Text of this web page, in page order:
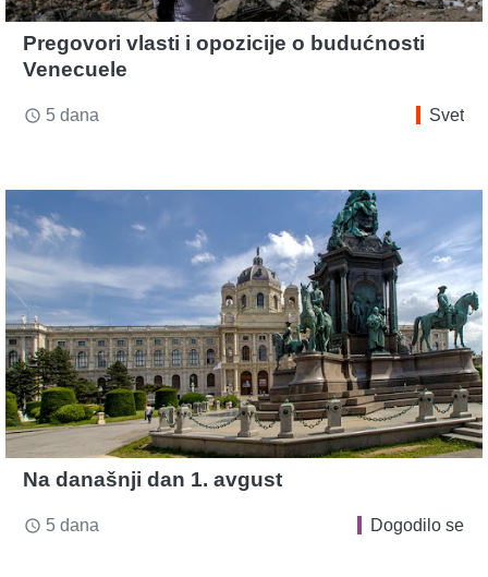
Pregovori vlasti i opozicije o budućnosti
Venecuele
access_time 5 dana Svet
Na današnji dan 1. avgust
access_time 5 dana Dogodilo se